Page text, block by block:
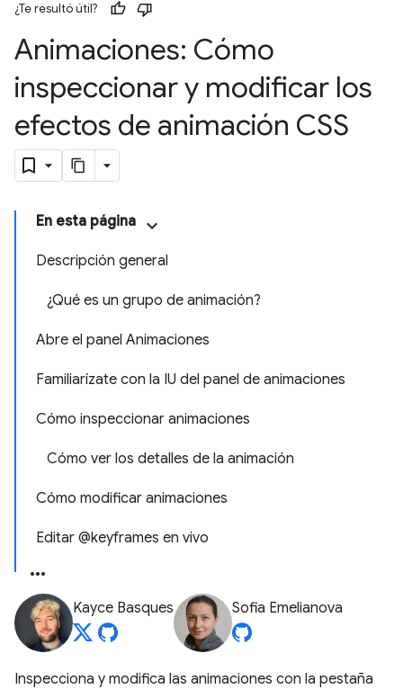
¿Te resultó útil?
Animaciones: Cómo
inspeccionar y modificar los
efectos de animación CSS
En esta página
Descripción general
¿Qué es un grupo de animación?
Abre el panel Animaciones
Familiarízate con la IU del panel de animaciones
Cómo inspeccionar animaciones
Cómo ver los detalles de la animación
Cómo modificar animaciones
Editar @keyframes en vivo
Kayce Basques Sofia Emelianova
Inspecciona y modifica las animaciones con la pestaña